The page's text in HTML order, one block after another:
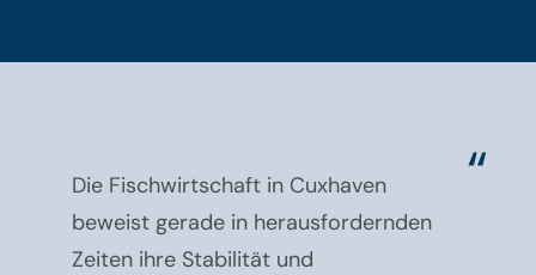
Die Fischwirtschaft in Cuxhaven
beweist gerade in herausfordernden
Zeiten ihre Stabilität und